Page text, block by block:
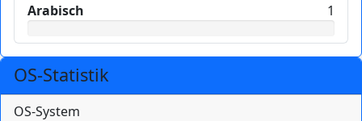
Arabisch
1
OS-Statistik
OS-System